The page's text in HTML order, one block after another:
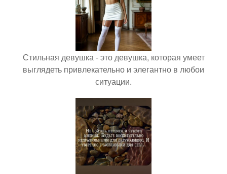
Стильная девушка - это девушка, которая умеет
выглядеть привлекательно и элегантно в любои
ситуации.